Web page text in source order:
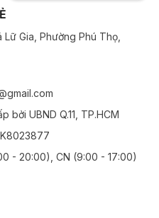
MX230
Gia, Phường Phú Thọ,
bởi UBND Q.11, TP.HCM
- 20:00), CN (9:00 - 17:00)